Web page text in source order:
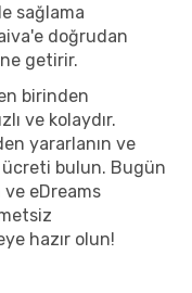
sağlama
doğrudan
getirir.
birinden
ve kolaydır.
yararlanın ve
ücreti bulun. Bugün
eDreams
hazır olun!